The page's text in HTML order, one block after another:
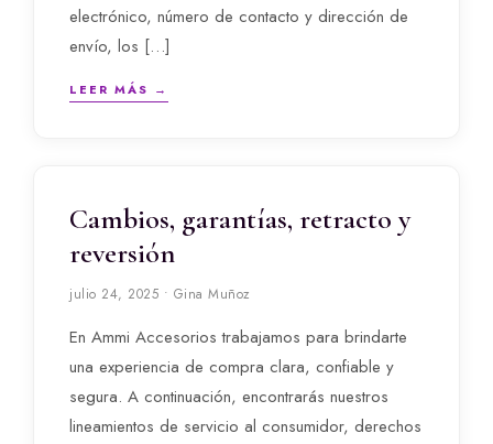
electrónico, número de contacto y dirección de
envío, los […]
LEER MÁS →
Cambios, garantías, retracto y
reversión
julio 24, 2025 • Gina Muñoz
En Ammi Accesorios trabajamos para brindarte
una experiencia de compra clara, confiable y
segura. A continuación, encontrarás nuestros
lineamientos de servicio al consumidor, derechos